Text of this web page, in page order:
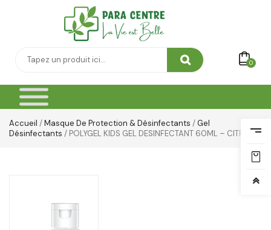
0
Accueil /Masque De Protection & Désinfectants /Gel
Désinfectants / POLYGEL KIDS GEL DESINFECTANT 60ML – CITRON
Soin Du Corps
Soins Des Mains & Pieds
Thé & Tisanes
Yeux & Lévres